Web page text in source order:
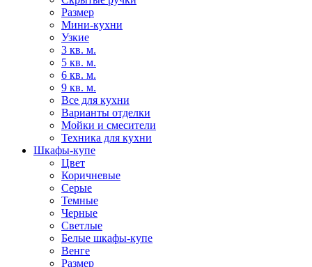
Размер
Мини-кухни
Узкие
3 кв. м.
5 кв. м.
6 кв. м.
9 кв. м.
Все для кухни
Варианты отделки
Мойки и смесители
Техника для кухни
Шкафы-купе
Цвет
Коричневые
Серые
Темные
Черные
Светлые
Белые шкафы-купе
Венге
Размер